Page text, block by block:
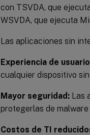
con TSVDA, que
WSVDA, que ejecuta
Las aplicaciones sin
Experiencia de
cualquier dispositivo
Mayor seguridad: Las
protegerlas de malware
Costos de TI